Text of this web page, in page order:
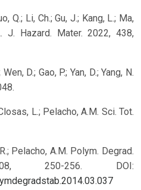
Q.; Li, Ch.; Gu, J.; Kang, L.; Ma,
J. Hazard. Mater. 2022, 438,
D.; Gao, P.; Yan, D.; Yang, N.
L.; Pelacho, A.M. Sci. Tot.
Pelacho, A.M. Polym. Degrad.
250-256. DOI: